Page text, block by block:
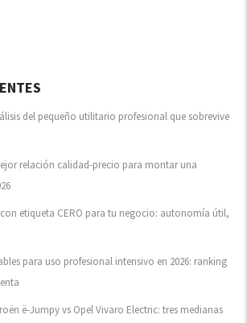
del pequeño utilitario profesional que sobrevive
relación calidad-precio para montar una
etiqueta CERO para tu negocio: autonomía útil,
para uso profesional intensivo en 2026: ranking
ë-Jumpy vs Opel Vivaro Electric: tres medianas